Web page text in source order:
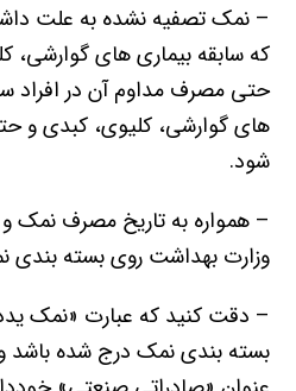
– نمک تصفیه نشده به علت
که سابقه بیماری های گوارشی،
حتی مصرف مداوم آن در افراد
های گوارشی، کلیوی، کبدی و
شود.
– همواره به تاریخ مصرف نمک
وزارت بهداشت روی بسته بندی
– دقت کنید که عبارت «نمک
بسته بندی نمک درج شده باشد